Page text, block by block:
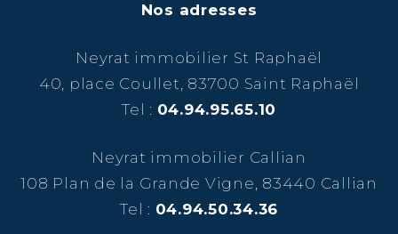
Nos adresses
Neyrat immobilier St Raphaël
40, place Coullet, 83700 Saint Raphaël
Tel : 04.94.95.65.10
Neyrat immobilier Callian
108 Plan de la Grande Vigne, 83440 Callian
Tel : 04.94.50.34.36